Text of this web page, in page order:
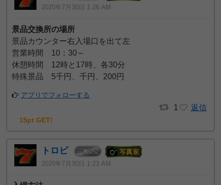
2020年7月30日 1:26 AM
景品交換所の場所
景品カウンター右入場口を出て左
営業時間 10：30～
休憩時間 12時と17時、各30分
特殊景品 5千円、千円、200円
アプリでフォローする
1 返信
15pt GET!
トロピ 一般2位
2020年7月30日 1:23 AM